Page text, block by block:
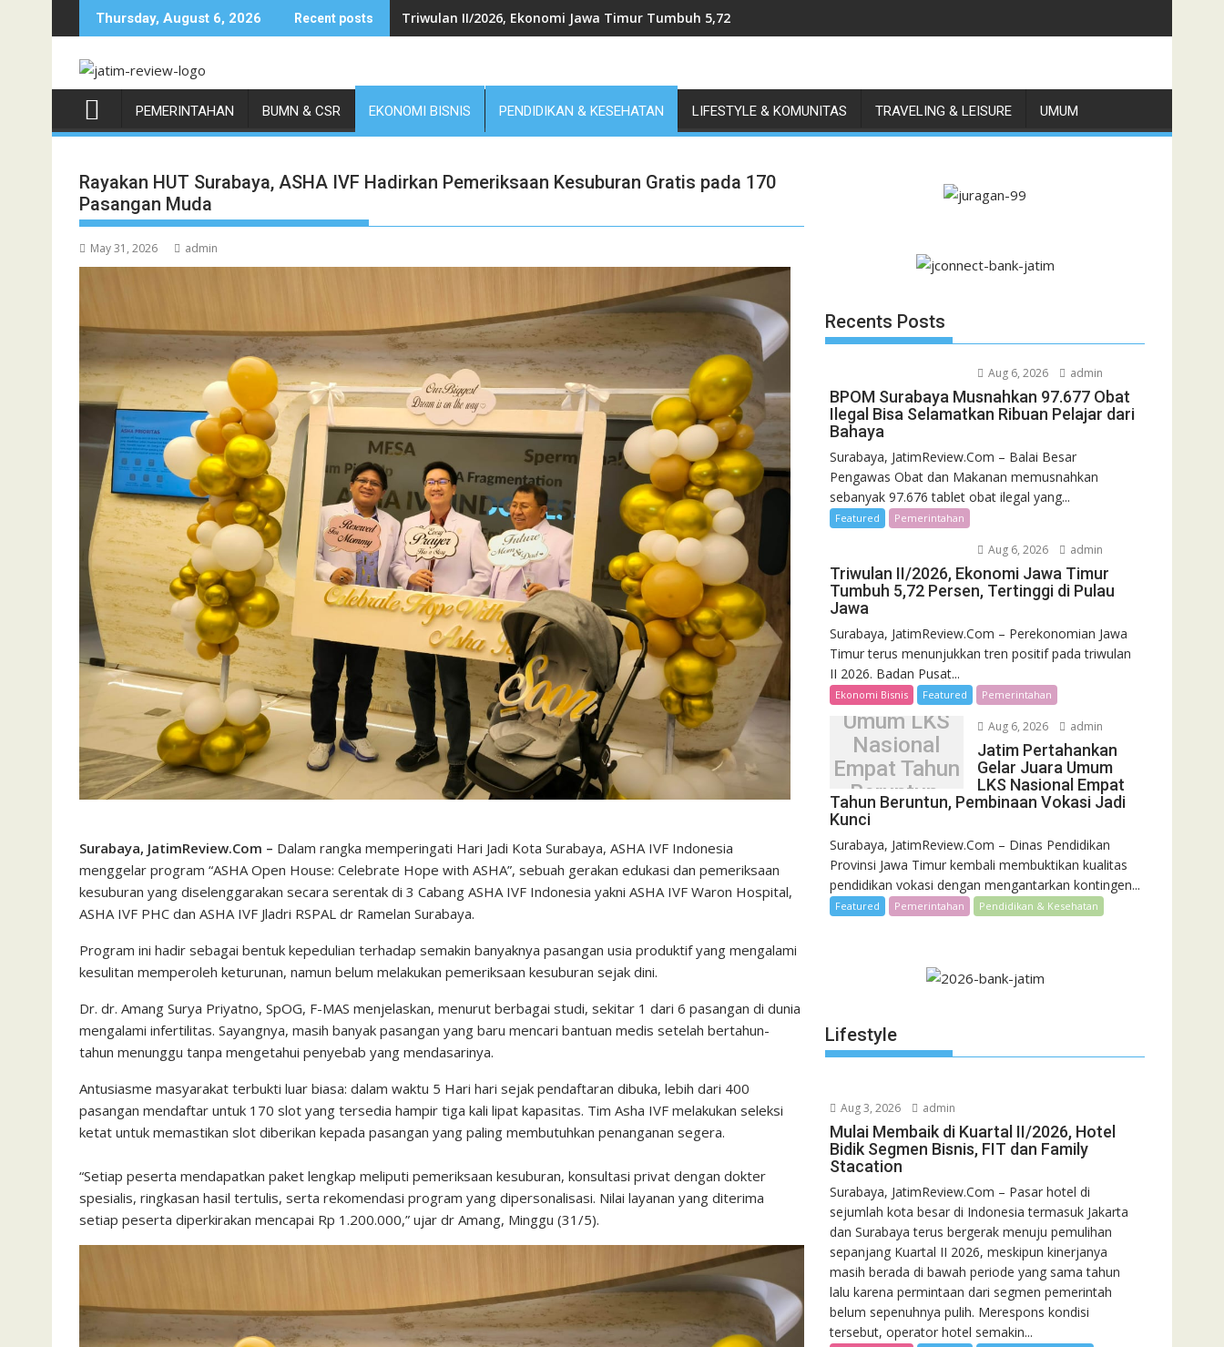
to
Thursday, August 6, 2026 Recent posts Triwulan II/2026, Ekonomi Jawa Timur Tumbuh 5,72 Persen, Tertinggi di Pulau Jawa
PEMERINTAHAN BUMN & CSR EKONOMI BISNIS PENDIDIKAN & KESEHATAN LIFESTYLE & KOMUNITAS TRAVELING & LEISURE UMUM
Rayakan HUT Surabaya, ASHA IVF Hadirkan Pemeriksaan Kesuburan Gratis pada 170
Pasangan Muda
May 31, 2026 admin
Surabaya, JatimReview.Com – Dalam rangka memperingati Hari Jadi Kota Surabaya, ASHA IVF Indonesia
menggelar program “ASHA Open House: Celebrate Hope with ASHA”, sebuah gerakan edukasi dan pemeriksaan
kesuburan yang diselenggarakan secara serentak di 3 Cabang ASHA IVF Indonesia yakni ASHA IVF Waron Hospital,
ASHA IVF PHC dan ASHA IVF Jladri RSPAL dr Ramelan Surabaya.
Program ini hadir sebagai bentuk kepedulian terhadap semakin banyaknya pasangan usia produktif yang mengalami
kesulitan memperoleh keturunan, namun belum melakukan pemeriksaan kesuburan sejak dini.
Dr. dr. Amang Surya Priyatno, SpOG, F-MAS menjelaskan, menurut berbagai studi, sekitar 1 dari 6 pasangan di dunia
mengalami infertilitas. Sayangnya, masih banyak pasangan yang baru mencari bantuan medis setelah bertahun-
tahun menunggu tanpa mengetahui penyebab yang mendasarinya.
Antusiasme masyarakat terbukti luar biasa: dalam waktu 5 Hari hari sejak pendaftaran dibuka, lebih dari 400
pasangan mendaftar untuk 170 slot yang tersedia hampir tiga kali lipat kapasitas. Tim Asha IVF melakukan seleksi
ketat untuk memastikan slot diberikan kepada pasangan yang paling membutuhkan penanganan segera.
“Setiap peserta mendapatkan paket lengkap meliputi pemeriksaan kesuburan, konsultasi privat dengan dokter
spesialis, ringkasan hasil tertulis, serta rekomendasi program yang dipersonalisasi. Nilai layanan yang diterima
setiap peserta diperkirakan mencapai Rp 1.200.000,” ujar dr Amang, Minggu (31/5).
Recents Posts
Aug 6, 2026 admin
BPOM Surabaya Musnahkan 97.677 Obat
Ilegal Bisa Selamatkan Ribuan Pelajar dari
Bahaya
Surabaya, JatimReview.Com – Balai Besar
Pengawas Obat dan Makanan memusnahkan
sebanyak 97.676 tablet obat ilegal yang...
Featured Pemerintahan
Aug 6, 2026 admin
Triwulan II/2026, Ekonomi Jawa Timur
Tumbuh 5,72 Persen, Tertinggi di Pulau
Jawa
Surabaya, JatimReview.Com – Perekonomian Jawa
Timur terus menunjukkan tren positif pada triwulan
II 2026. Badan Pusat...
Ekonomi Bisnis Featured Pemerintahan
Jatim
Pertahankan
Gelar Juara
Umum LKS
Nasional
Empat Tahun
Beruntun,
Pembinaan
Vokasi Jadi
Kunci
Aug 6, 2026 admin
Jatim Pertahankan
Gelar Juara Umum
LKS Nasional Empat
Tahun Beruntun, Pembinaan Vokasi Jadi
Kunci
Surabaya, JatimReview.Com – Dinas Pendidikan
Provinsi Jawa Timur kembali membuktikan kualitas
pendidikan vokasi dengan mengantarkan kontingen...
Featured Pemerintahan Pendidikan & Kesehatan
Lifestyle
Aug 3, 2026 admin
Mulai Membaik di Kuartal II/2026, Hotel
Bidik Segmen Bisnis, FIT dan Family
Stacation
Surabaya, JatimReview.Com – Pasar hotel di
sejumlah kota besar di Indonesia termasuk Jakarta
dan Surabaya terus bergerak menuju pemulihan
sepanjang Kuartal II 2026, meskipun kinerjanya
masih berada di bawah periode yang sama tahun
lalu karena permintaan dari segmen pemerintah
belum sepenuhnya pulih. Merespons kondisi
tersebut, operator hotel semakin...